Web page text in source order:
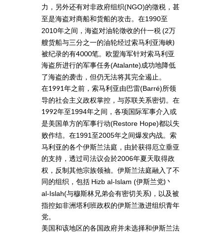
力，另外还有对非政府组织(NGO)的徵税，甚
至是海盗对商船和货船的攻击。在1990至
2010年之间，海盗对油轮徵收的什一税(2万
艘货船与三分之一的油轮经过索马利亚海峡)
被纪录的有4000笔。欧盟海军针对索马利亚
海盗所进行的军事任务(Atalante)成功地降低
了海盗的袭击，但仍无法将其完全遏止。
在1991年之前，索马利亚由巴雷(Barré)所领
导的社会主义政权掌控，与苏联关系密切。在
1992年至1994年之间，各项国际军事介入或
是美国单方的军事行动(Restore Hope)都以失
败作结。在1991至2005年之间爆发内战。索
马利亚的各个伊斯兰法庭，由於获得厄立垂亚
的支持，透过司法议会於2006年夏天取得政
权，反制其他宗族领袖。伊斯兰法庭融入了不
同的组织，包括 Hizb al-Islam (伊斯兰党)丶
al-Islah(与穆斯林兄弟会有密切关系)，以及被
指控如非洲塔利班政权的伊斯兰激进组织青年
党。
美国和该地区的各国政府并未选择和伊斯兰法